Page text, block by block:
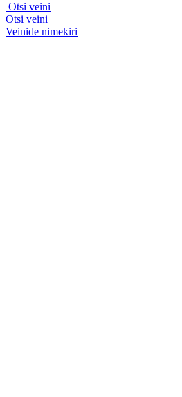
Otsi veini
Otsi veini
Veinide nimekiri